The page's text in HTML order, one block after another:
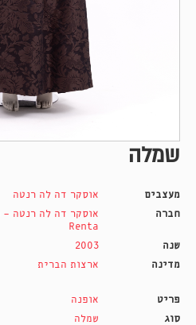
שמלה
מעצבים
אוסקר דה לה רנטה
חברה
Renta
שנה
2003
מדינה
ארצות הברית
פריט
אופנה
סוג
שמלה